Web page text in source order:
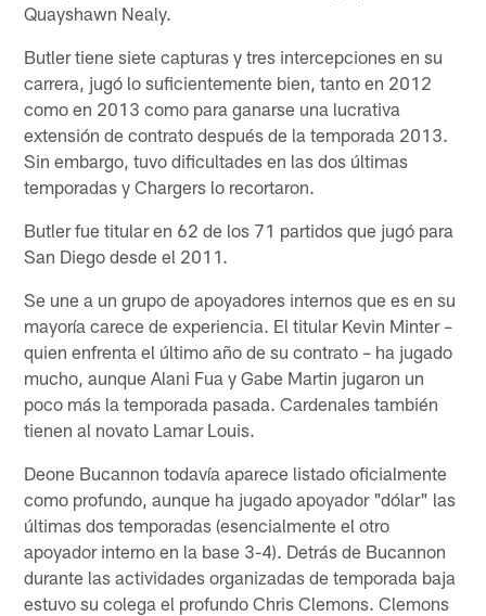
Quayshawn Nealy.
Butler tiene siete capturas y tres intercepciones en su
carrera, jugó lo suficientemente bien, tanto en 2012
como en 2013 como para ganarse una lucrativa
extensión de contrato después de la temporada 2013.
Sin embargo, tuvo dificultades en las dos últimas
temporadas y Chargers lo recortaron.
Butler fue titular en 62 de los 71 partidos que jugó para
San Diego desde el 2011.
Se une a un grupo de apoyadores internos que es en su
mayoría carece de experiencia. El titular Kevin Minter –
quien enfrenta el último año de su contrato – ha jugado
mucho, aunque Alani Fua y Gabe Martin jugaron un
poco más la temporada pasada. Cardenales también
tienen al novato Lamar Louis.
Deone Bucannon todavía aparece listado oficialmente
como profundo, aunque ha jugado apoyador "dólar" las
últimas dos temporadas (esencialmente el otro
apoyador interno en la base 3-4). Detrás de Bucannon
durante las actividades organizadas de temporada baja
estuvo su colega el profundo Chris Clemons. Clemons